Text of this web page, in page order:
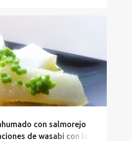
con salmorejo
de wasabi con los